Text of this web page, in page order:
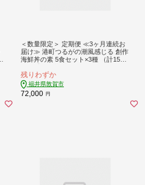
＜数量限定＞ 定期便 ≪3ヶ月連続お
届け≫ 港町つるがの潮風感じる 創作
海鮮丼の素 5食セット×3種 （計15
飯にのせるだけ お酒の肴 お茶漬け
アレンジ簡単 化粧箱 贈答 プレゼン
ト 冷凍】[069-a020t] 【敦賀市ふるさ
と納税】
残りわずか
福井県敦賀市
72,000 円